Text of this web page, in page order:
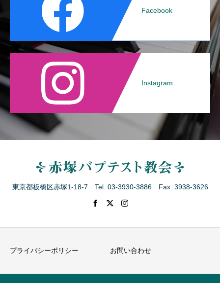
Facebook
Instagram
東京都板橋区赤塚1-18-7 Tel. 03-3930-3886 Fax. 3938-3626
プライバシーポリシー お問い合わせ